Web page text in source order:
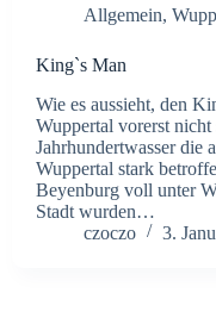
Allgemein,
King`s Man
Wie es aussieht, den
Wuppertal vorerst nicht
Jahrhundertwasser die
Wuppertal stark
Beyenburg voll unter
Stadt wurden…
czoczo
3.